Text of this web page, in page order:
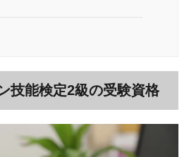
技能検定2級の受験資格